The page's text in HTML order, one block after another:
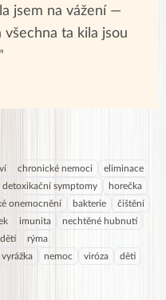
jsem na vážení —
ta kila jsou
chronické nemoci
eliminace
detoxikační symptomy
horečka
onemocnění bakterie
čištění
imunita
nechtěné hubnutí
rýma
vyrážka nemoc viróza
děti